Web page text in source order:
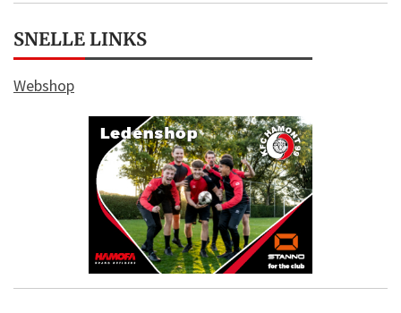
SNELLE LINKS
Webshop